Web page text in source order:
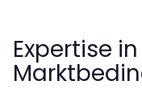
Expertise in